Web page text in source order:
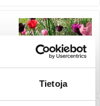
Tietoja